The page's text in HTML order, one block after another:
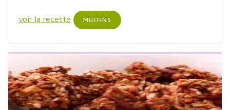
voir la recette MUFFINS